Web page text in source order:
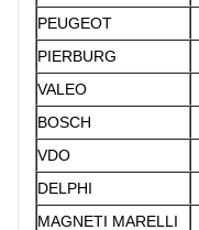
PEUGEOT
PIERBURG
VALEO
BOSCH
VDO
DELPHI
MAGNETI MARELLI